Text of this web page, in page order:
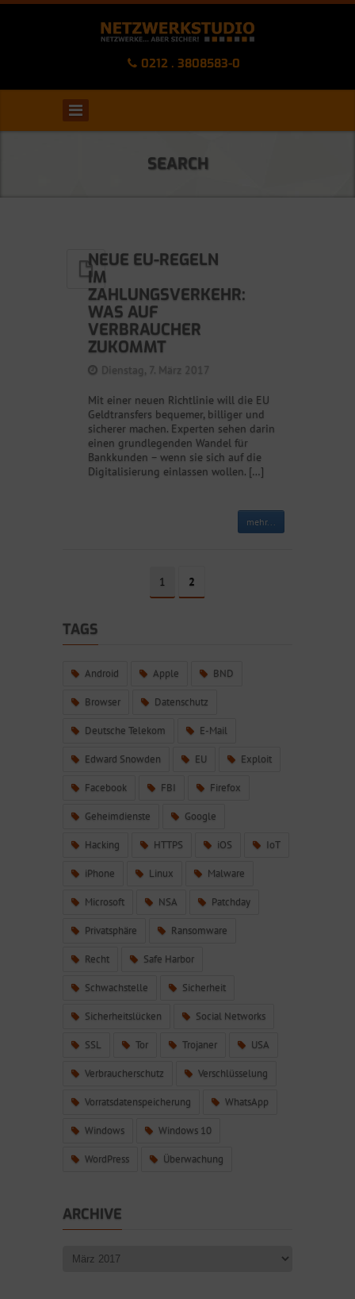
0212 . 3808583-0
SEARCH
NEUE EU-REGELN
IM
ZAHLUNGSVERKEHR:
WAS AUF
VERBRAUCHER
ZUKOMMT
Dienstag, 7. März 2017
Mit einer neuen Richtlinie will die EU
Geldtransfers bequemer, billiger und
sicherer machen. Experten sehen darin
einen grundlegenden Wandel für
Bankkunden – wenn sie sich auf die
Digitalisierung einlassen wollen. […]
mehr...
1 2
TAGS
Android Apple BND
Browser Datenschutz
Deutsche Telekom E-Mail
Edward Snowden EU Exploit
Facebook FBI Firefox
Geheimdienste Google
Hacking HTTPS iOS IoT
iPhone Linux Malware
Microsoft NSA Patchday
Privatsphäre Ransomware
Recht Safe Harbor
Schwachstelle Sicherheit
Sicherheitslücken Social Networks
SSL Tor Trojaner USA
Verbraucherschutz Verschlüsselung
Vorratsdatenspeicherung WhatsApp
Windows Windows 10
WordPress Überwachung
ARCHIVE